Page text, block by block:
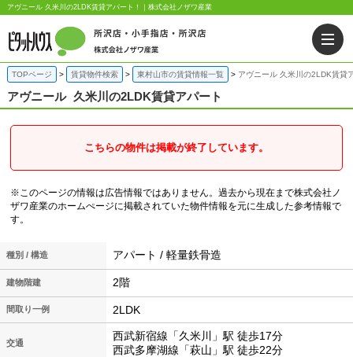
アヴニール 久米川の2LDK賃貸アパート！｜株式会社ノザワ産業
TOPページ 賃貸物件検索 東村山市の賃貸情報一覧 アヴニール 久米川の2LDK賃貸
アヴニール 久米川の2LDK賃貸アパート
こちらの物件は掲載が終了しています。
※このページの情報は広告情報ではありません。過去から現在まで株式会社ノ
ザワ産業のホームぺージに掲載されていた物件情報を元に生成した参考情報で
す。
種別 / 構造 アパート / 軽量鉄骨造
建物階建 2階
間取り一例 2LDK
交通
西武新宿線「久米川」駅 徒歩17分
西武多摩湖線「萩山」駅 徒歩22分